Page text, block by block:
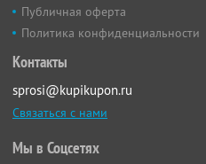
Публичная оферта
Политика конфиденциальности
Контакты
sprosi@kupikupon.ru
Связаться с нами
Мы в Соцсетях